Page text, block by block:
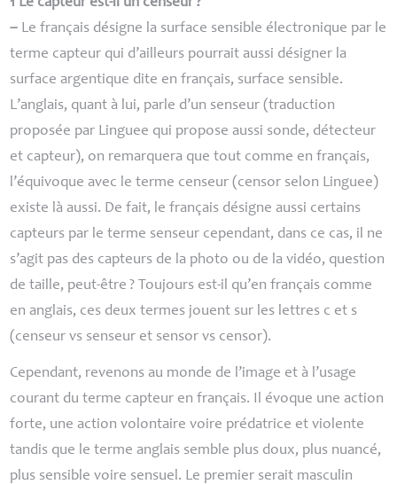
1 Le capteur est-il un censeur ?
– Le français désigne la surface sensible électronique par le
terme capteur qui d’ailleurs pourrait aussi désigner la
surface argentique dite en français, surface sensible.
L’anglais, quant à lui, parle d’un senseur (traduction
proposée par Linguee qui propose aussi sonde, détecteur
et capteur), on remarquera que tout comme en français,
l’équivoque avec le terme censeur (censor selon Linguee)
existe là aussi. De fait, le français désigne aussi certains
capteurs par le terme senseur cependant, dans ce cas, il ne
s’agit pas des capteurs de la photo ou de la vidéo, question
de taille, peut-être ? Toujours est-il qu’en français comme
en anglais, ces deux termes jouent sur les lettres c et s
(censeur vs senseur et sensor vs censor).
Cependant, revenons au monde de l’image et à l’usage
courant du terme capteur en français. Il évoque une action
forte, une action volontaire voire prédatrice et violente
tandis que le terme anglais semble plus doux, plus nuancé,
plus sensible voire sensuel. Le premier serait masculin